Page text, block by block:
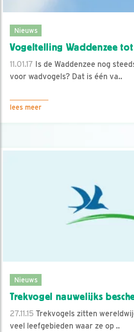
Nieuws
Vogeltelling Waddenzee
11.01.17 Is de Waddenzee nog
voor wadvogels? Dat is één va..
lees meer
Nieuws
Trekvogel nauwelijks
27.11.15 Trekvogels zitten
veel leefgebieden waar ze op ..